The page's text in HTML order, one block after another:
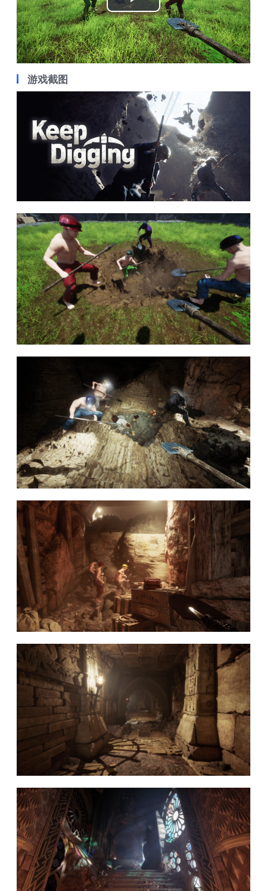
Play
Video
游戏截图